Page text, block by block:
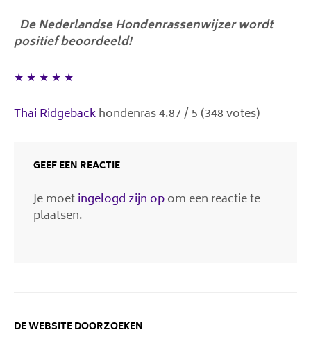
De Nederlandse Hondenrassenwijzer wordt
positief beoordeeld!
★ ★ ★ ★ ★
Thai Ridgebackhondenras4.87/5 (348votes)
GEEF EEN REACTIE
Je moetingelogd zijn opom een reactie te
plaatsen.
DE WEBSITE DOORZOEKEN